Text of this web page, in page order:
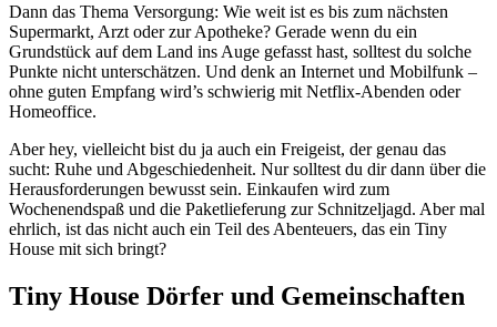
Dann das Thema Versorgung: Wie weit ist es bis zum nächsten
Supermarkt, Arzt oder zur Apotheke? Gerade wenn du ein
Grundstück auf dem Land ins Auge gefasst hast, solltest du solche
Punkte nicht unterschätzen. Und denk an Internet und Mobilfunk –
ohne guten Empfang wird’s schwierig mit Netflix-Abenden oder
Homeoffice.
Aber hey, vielleicht bist du ja auch ein Freigeist, der genau das
sucht: Ruhe und Abgeschiedenheit. Nur solltest du dir dann über die
Herausforderungen bewusst sein. Einkaufen wird zum
Wochenendspaß und die Paketlieferung zur Schnitzeljagd. Aber mal
ehrlich, ist das nicht auch ein Teil des Abenteuers, das ein Tiny
House mit sich bringt?
Tiny House Dörfer und Gemeinschaften